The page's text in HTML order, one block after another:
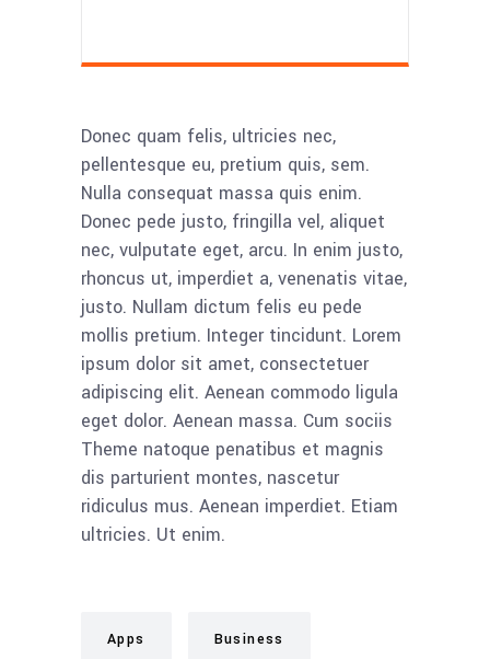
Donec quam felis, ultricies nec,
pellentesque eu, pretium quis, sem.
Nulla consequat massa quis enim.
Donec pede justo, fringilla vel, aliquet
nec, vulputate eget, arcu. In enim justo,
rhoncus ut, imperdiet a, venenatis vitae,
justo. Nullam dictum felis eu pede
mollis pretium. Integer tincidunt. Lorem
ipsum dolor sit amet, consectetuer
adipiscing elit. Aenean commodo ligula
eget dolor. Aenean massa. Cum sociis
Theme natoque penatibus et magnis
dis parturient montes, nascetur
ridiculus mus. Aenean imperdiet. Etiam
ultricies. Ut enim.
Apps Business